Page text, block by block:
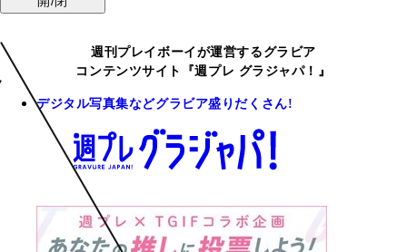
週刊プレイボーイが運営するグラビア
コンテンツサイト『週プレ グラジャパ！』
デジタル写真集などグラビア盛りだくさん!